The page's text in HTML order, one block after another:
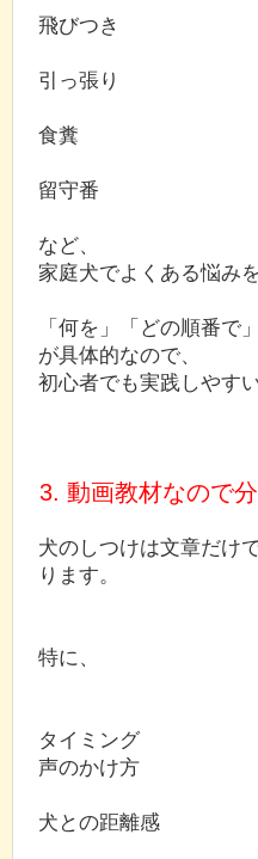
飛びつき
引っ張り
食糞
留守番
など、
家庭犬でよくある悩み
「何を」「どの順番で
が具体的なので、
初心者でも実践しやす
3. 動画教材なので
犬のしつけは文章だけ
ります。
特に、
タイミング
声のかけ方
犬との距離感